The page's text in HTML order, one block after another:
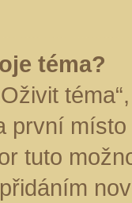
téma?
první
tuto